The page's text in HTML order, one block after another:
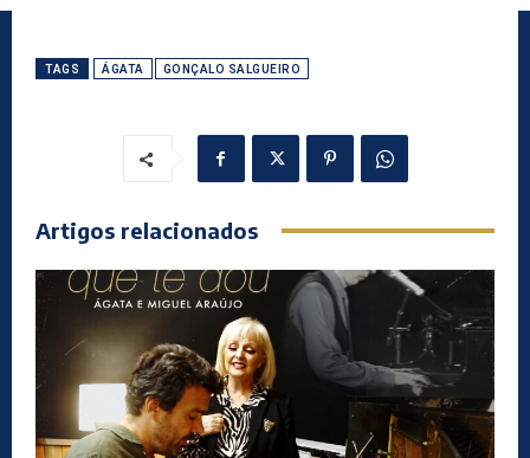
TAGS ÁGATA GONÇALO SALGUEIRO
Artigos relacionados